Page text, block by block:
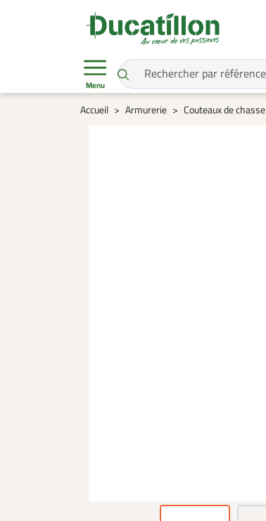
Menu
Accueil Armurerie Couteaux de chasse